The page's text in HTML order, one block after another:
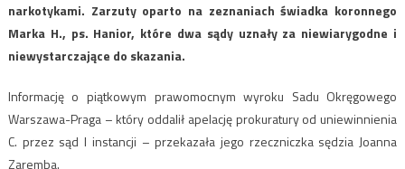
narkotykami. Zarzuty oparto na zeznaniach świadka koronnego
Marka H., ps. Hanior, które dwa sądy uznały za niewiarygodne i
niewystarczające do skazania.
Informację o piątkowym prawomocnym wyroku Sadu Okręgowego
Warszawa-Praga – który oddalił apelację prokuratury od uniewinnienia
C. przez sąd I instancji – przekazała jego rzeczniczka sędzia Joanna
Zaremba.